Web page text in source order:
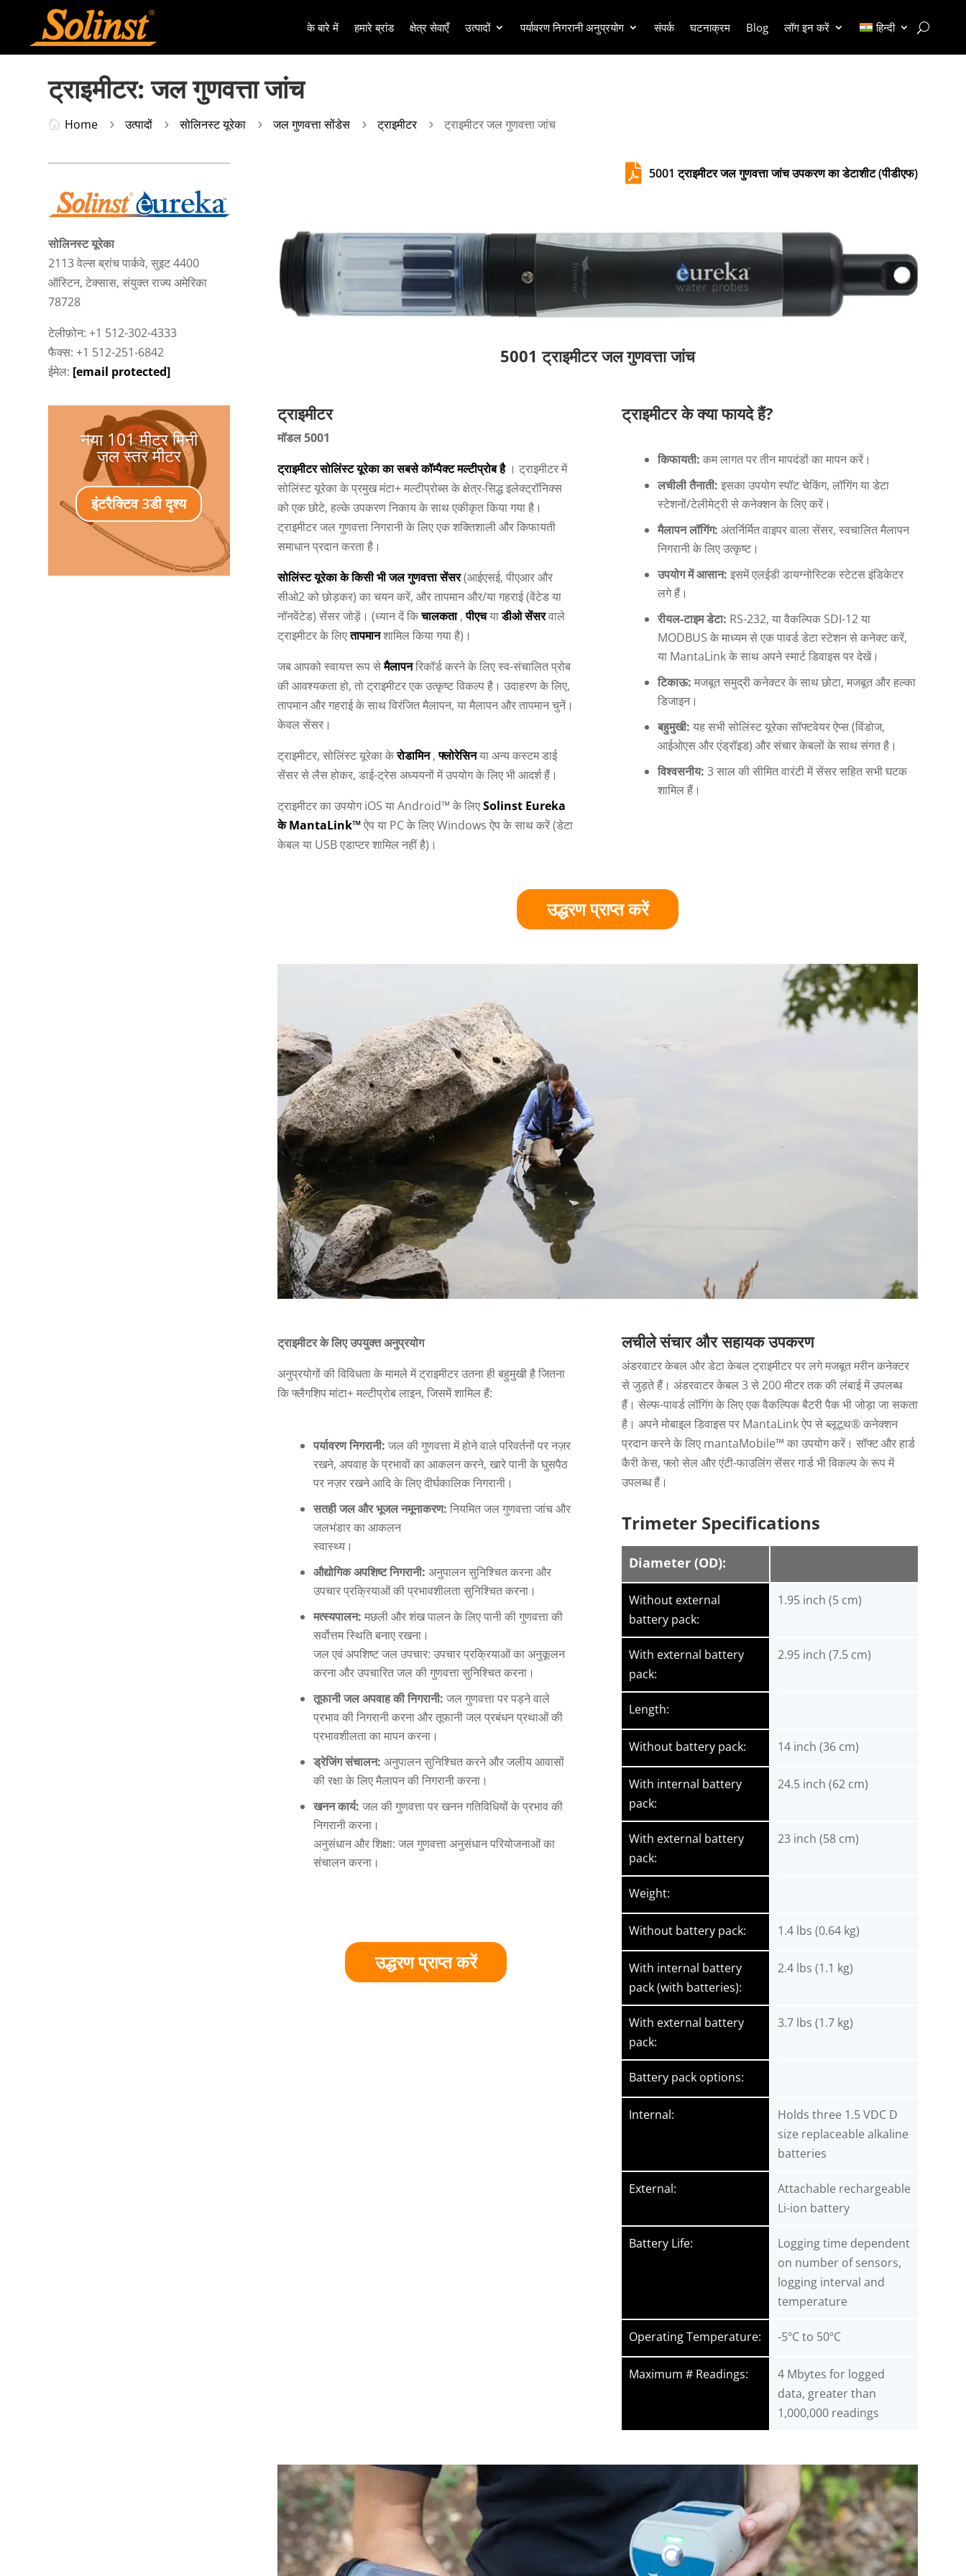
के बारे में हमारे ब्रांड क्षेत्र सेवाएँ उत्पादों पर्यावरण निगरानी अनुप्रयोग संपर्क घटनाक्रम Blog लॉग इन करें हिन्दी
ट्राइमीटर: जल गुणवत्ता जांच
 Home 5 उत्पादों 5 सोलिनस्ट यूरेका 5 जल गुणवत्ता सोंडेस 5 ट्राइमीटर 5 ट्राइमीटर जल गुणवत्ता जांच
सोलिनस्ट यूरेका
2113 वेल्स ब्रांच पार्कवे, सुइट 4400
ऑस्टिन, टेक्सास, संयुक्त राज्य अमेरिका
78728
टेलीफ़ोन: +1 512-302-4333
फैक्स: +1 512-251-6842
ईमेल: [email protected]
नया 101 मीटर मिनी
जल स्तर मीटर
इंटरैक्टिव 3डी दृश्य
 5001 ट्राइमीटर जल गुणवत्ता जांच उपकरण का डेटाशीट (पीडीएफ)
5001 ट्राइमीटर जल गुणवत्ता जांच
ट्राइमीटर
मॉडल 5001
ट्राइमीटर सोलिंस्ट यूरेका का सबसे कॉम्पैक्ट मल्टीप्रोब है। ट्राइमीटर में
सोलिंस्ट यूरेका के प्रमुख मंटा+ मल्टीप्रोब्स के क्षेत्र-सिद्ध इलेक्ट्रॉनिक्स
को एक छोटे, हल्के उपकरण निकाय के साथ एकीकृत किया गया है।
ट्राइमीटर जल गुणवत्ता निगरानी के लिए एक शक्तिशाली और किफायती
समाधान प्रदान करता है।
सोलिंस्ट यूरेका के किसी भी जल गुणवत्ता सेंसर(आईएसई, पीएआर और
सीओ2 को छोड़कर) का चयन करें, और तापमान और/या गहराई (वेंटेड या
नॉनवेंटेड) सेंसर जोड़ें। (ध्यान दें किचालकता,पीएचयाडीओ सेंसरवाले
ट्राइमीटर के लिएतापमानशामिल किया गया है)।
जब आपको स्वायत्त रूप सेमैलापनरिकॉर्ड करने के लिए स्व-संचालित प्रोब
की आवश्यकता हो, तो ट्राइमीटर एक उत्कृष्ट विकल्प है। उदाहरण के लिए,
तापमान और गहराई के साथ विरंजित मैलापन, या मैलापन और तापमान चुनें।
केवल सेंसर।
ट्राइमीटर, सोलिंस्ट यूरेका केरोडामिन,फ्लोरेसिनया अन्य कस्टम डाई
सेंसर से लैस होकर, डाई-ट्रेस अध्ययनों में उपयोग के लिए भी आदर्श हैं।
ट्राइमीटर का उपयोग iOS या Android™ के लिएSolinst Eureka
के MantaLink™ऐप या PC के लिए Windows ऐप के साथ करें (डेटा
केबल या USB एडाप्टर शामिल नहीं है)।
ट्राइमीटर के क्या फायदे हैं?
किफायती: कम लागत पर तीन मापदंडों का मापन करें।
लचीली तैनाती: इसका उपयोग स्पॉट चेकिंग, लॉगिंग या डेटा
स्टेशनों/टेलीमेट्री से कनेक्शन के लिए करें।
मैलापन लॉगिंग: अंतर्निर्मित वाइपर वाला सेंसर, स्वचालित मैलापन
निगरानी के लिए उत्कृष्ट।
उपयोग में आसान: इसमें एलईडी डायग्नोस्टिक स्टेटस इंडिकेटर
लगे हैं।
रीयल-टाइम डेटा: RS-232, या वैकल्पिक SDI-12 या
MODBUS के माध्यम से एक पावर्ड डेटा स्टेशन से कनेक्ट करें,
या MantaLink के साथ अपने स्मार्ट डिवाइस पर देखें।
टिकाऊ: मजबूत समुद्री कनेक्टर के साथ छोटा, मजबूत और हल्का
डिजाइन।
बहुमुखी: यह सभी सोलिंस्ट यूरेका सॉफ्टवेयर ऐप्स (विंडोज,
आईओएस और एंड्रॉइड) और संचार केबलों के साथ संगत है।
विश्वसनीय: 3 साल की सीमित वारंटी में सेंसर सहित सभी घटक
शामिल हैं।
उद्धरण प्राप्त करें
ट्राइमीटर के लिए उपयुक्त अनुप्रयोग
अनुप्रयोगों की विविधता के मामले में ट्राइमीटर उतना ही बहुमुखी है जितना
कि फ्लैगशिप मांटा+ मल्टीप्रोब लाइन, जिसमें शामिल हैं:
पर्यावरण निगरानी: जल की गुणवत्ता में होने वाले परिवर्तनों पर नज़र
रखने, अपवाह के प्रभावों का आकलन करने, खारे पानी के घुसपैठ
पर नज़र रखने आदि के लिए दीर्घकालिक निगरानी।
सतही जल और भूजल नमूनाकरण: नियमित जल गुणवत्ता जांच और
जलभंडार का आकलन
स्वास्थ्य।
औद्योगिक अपशिष्ट निगरानी: अनुपालन सुनिश्चित करना और
उपचार प्रक्रियाओं की प्रभावशीलता सुनिश्चित करना।
मत्स्यपालन: मछली और शंख पालन के लिए पानी की गुणवत्ता की
सर्वोत्तम स्थिति बनाए रखना।
जल एवं अपशिष्ट जल उपचार: उपचार प्रक्रियाओं का अनुकूलन
करना और उपचारित जल की गुणवत्ता सुनिश्चित करना।
तूफानी जल अपवाह की निगरानी: जल गुणवत्ता पर पड़ने वाले
प्रभाव की निगरानी करना और तूफानी जल प्रबंधन प्रथाओं की
प्रभावशीलता का मापन करना।
ड्रेजिंग संचालन: अनुपालन सुनिश्चित करने और जलीय आवासों
की रक्षा के लिए मैलापन की निगरानी करना।
खनन कार्य: जल की गुणवत्ता पर खनन गतिविधियों के प्रभाव की
निगरानी करना।
अनुसंधान और शिक्षा: जल गुणवत्ता अनुसंधान परियोजनाओं का
संचालन करना।
उद्धरण प्राप्त करें
लचीले संचार और सहायक उपकरण
अंडरवाटर केबल और डेटा केबल ट्राइमीटर पर लगे मजबूत मरीन कनेक्टर
से जुड़ते हैं। अंडरवाटर केबल 3 से 200 मीटर तक की लंबाई में उपलब्ध
हैं। सेल्फ-पावर्ड लॉगिंग के लिए एक वैकल्पिक बैटरी पैक भी जोड़ा जा सकता
है। अपने मोबाइल डिवाइस पर MantaLink ऐप से ब्लूटूथ® कनेक्शन
प्रदान करने के लिए mantaMobile™ का उपयोग करें। सॉफ्ट और हार्ड
कैरी केस, फ्लो सेल और एंटी-फाउलिंग सेंसर गार्ड भी विकल्प के रूप में
उपलब्ध हैं।
Trimeter Specifications
Diameter (OD):
Without external
battery pack:
1.95 inch (5 cm)
With external battery
pack:
2.95 inch (7.5 cm)
Length:
Without battery pack: 14 inch (36 cm)
With internal battery
pack:
24.5 inch (62 cm)
With external battery
pack:
23 inch (58 cm)
Weight:
Without battery pack: 1.4 lbs (0.64 kg)
With internal battery
pack (with batteries):
2.4 lbs (1.1 kg)
With external battery
pack:
3.7 lbs (1.7 kg)
Battery pack options:
Internal:
Holds three 1.5 VDC D
size replaceable alkaline
batteries
External:
Attachable rechargeable
Li-ion battery
Battery Life:
Logging time dependent
on number of sensors,
logging interval and
temperature
Operating Temperature: -5ºC to 50ºC
Maximum # Readings:
4 Mbytes for logged
data, greater than
1,000,000 readings